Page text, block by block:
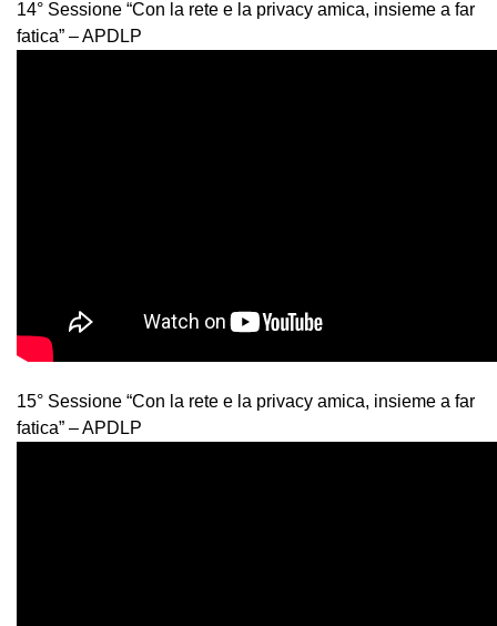
14° Sessione “Con la rete e la privacy amica, insieme a far
fatica” – APDLP
15° Sessione “Con la rete e la privacy amica, insieme a far
fatica” – APDLP